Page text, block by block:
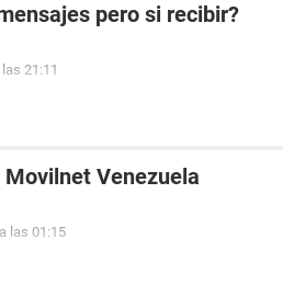
pero si recibir?
21:11
Movilnet Venezuela
las 01:15